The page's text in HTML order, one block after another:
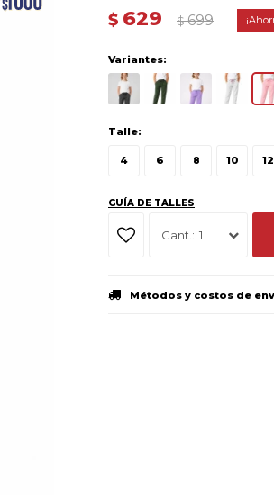
$ 629 $ 699
Variantes:
Talle:
4 6 8 10 12
GUÍA DE TALLES
1
Métodos y costos de